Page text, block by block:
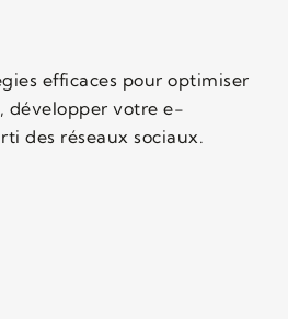
efficaces pour optimiser
développer votre e-
des réseaux sociaux.